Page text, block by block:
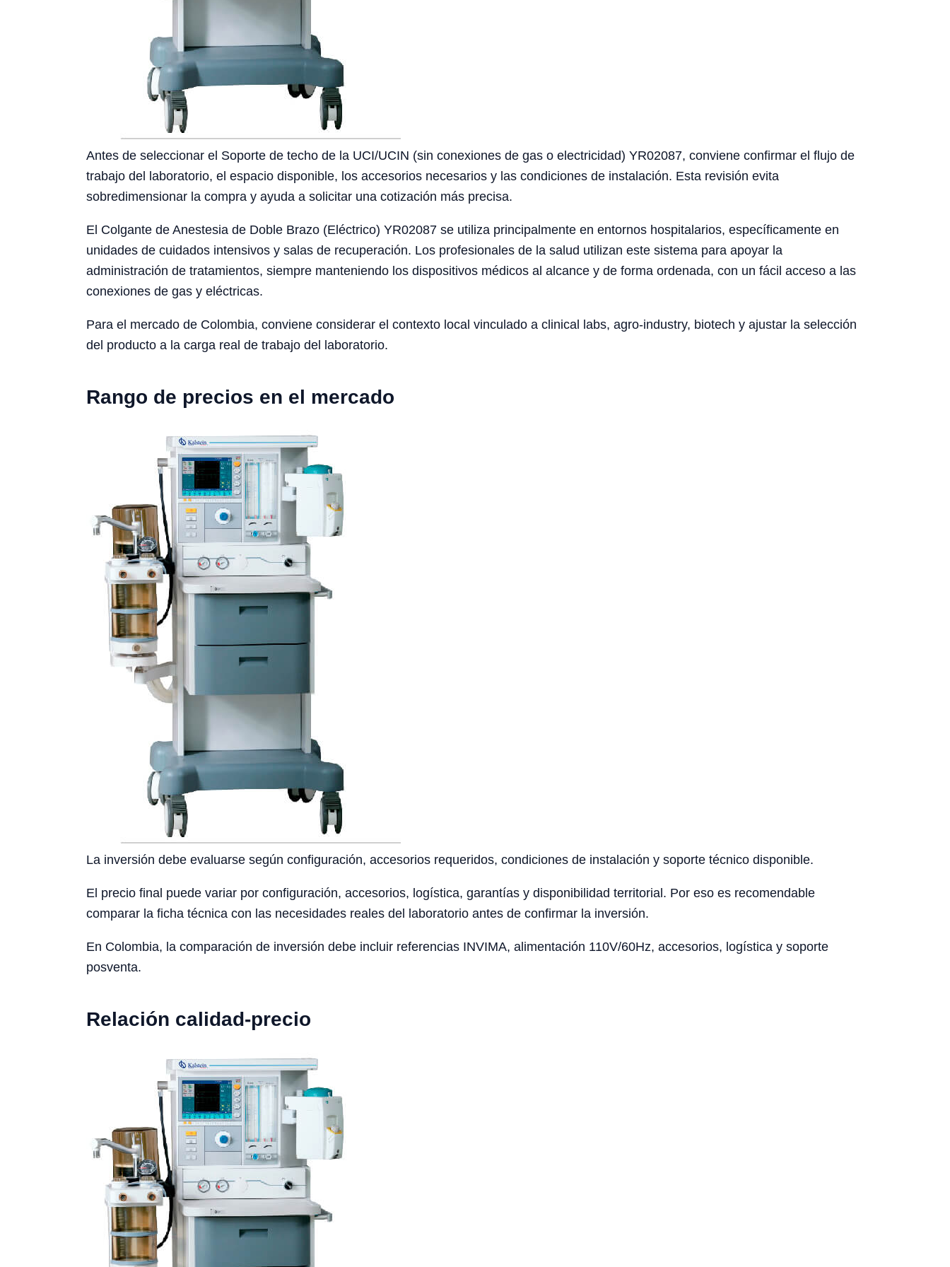
Antes de seleccionar el Soporte de techo de la UCI/UCIN (sin conexiones de gas o electricidad) YR02087, conviene confirmar el flujo de
trabajo del laboratorio, el espacio disponible, los accesorios necesarios y las condiciones de instalación. Esta revisión evita
sobredimensionar la compra y ayuda a solicitar una cotización más precisa.
El Colgante de Anestesia de Doble Brazo (Eléctrico) YR02087 se utiliza principalmente en entornos hospitalarios, específicamente en
unidades de cuidados intensivos y salas de recuperación. Los profesionales de la salud utilizan este sistema para apoyar la
administración de tratamientos, siempre manteniendo los dispositivos médicos al alcance y de forma ordenada, con un fácil acceso a las
conexiones de gas y eléctricas.
Para el mercado de Colombia, conviene considerar el contexto local vinculado a clinical labs, agro-industry, biotech y ajustar la selección
del producto a la carga real de trabajo del laboratorio.
Rango de precios en el mercado
La inversión debe evaluarse según configuración, accesorios requeridos, condiciones de instalación y soporte técnico disponible.
El precio final puede variar por configuración, accesorios, logística, garantías y disponibilidad territorial. Por eso es recomendable
comparar la ficha técnica con las necesidades reales del laboratorio antes de confirmar la inversión.
En Colombia, la comparación de inversión debe incluir referencias INVIMA, alimentación 110V/60Hz, accesorios, logística y soporte
posventa.
Relación calidad-precio